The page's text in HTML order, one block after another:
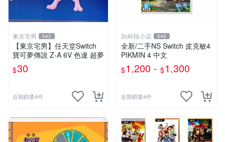
東京宅男 543
【東京宅男】任天堂Switch
寶可夢傳說 Z-A 6V 色違 超夢
$30
近期銷量4件
3c科技小店 545
全新/二手NS Switch 皮克敏4
PIKMIN 4 中文
$1,200 - $1,300
近期銷量4件